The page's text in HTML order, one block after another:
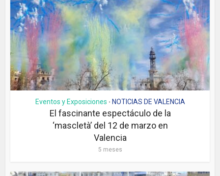
Eventos y Exposiciones • NOTICIAS DE VALENCIA
El fascinante espectáculo de la
‘mascletà’ del 12 de marzo en
Valencia
5 meses